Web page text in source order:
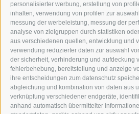
personalisierter werbung, erstellung von
inhalten, verwendung von profilen zur
messung der werbeleistung, messung der
analyse von zielgruppen durch statistiken
aus verschiedenen quellen, entwicklung und
verwendung reduzierter daten zur auswahl
der sicherheit, verhinderung und aufdeckung
fehlerbehebung, bereitstellung und anzeige
ihre entscheidungen zum datenschutz
abgleichung und kombination von daten aus
verknüpfung verschiedener endgeräte,
anhand automatisch übermittelter
GRAFIK@DERERKER.IT
INFO@DERERKER.IT
BARBARA.FONTANA@DERERKER.IT
DER ERKER
WERBEN IM ERKER
ONLINE-WERBUNG
SEPA-DAUERAUFTRAG
REGELN LESERKOMMENTARE
ONLINE VOTING